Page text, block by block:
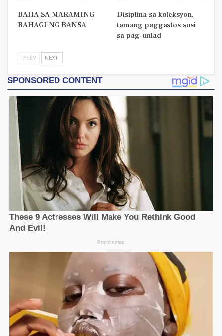
BAHA SA MARAMING
BAHAGI NG BANSA
Disiplina sa koleksyon,
tamang paggastos susi
sa pag-unlad
PREV NEXT